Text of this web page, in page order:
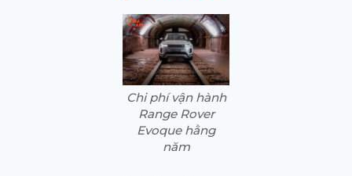
Chi phí vận hành
Range Rover
Evoque hằng
năm